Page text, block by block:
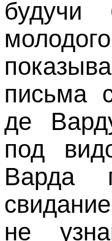
письма
де
под
Варда
не